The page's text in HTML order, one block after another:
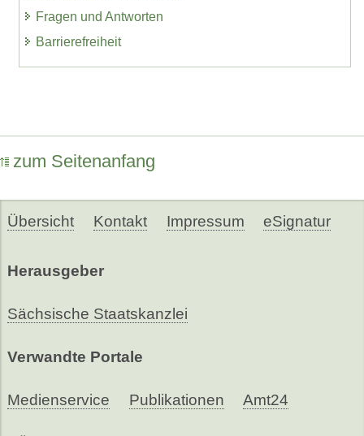
Fragen und Antworten
Barrierefreiheit
zum Seitenanfang
Übersicht Kontakt Impressum eSignatur
Herausgeber
Sächsische Staatskanzlei
Verwandte Portale
Medienservice Publikationen Amt24